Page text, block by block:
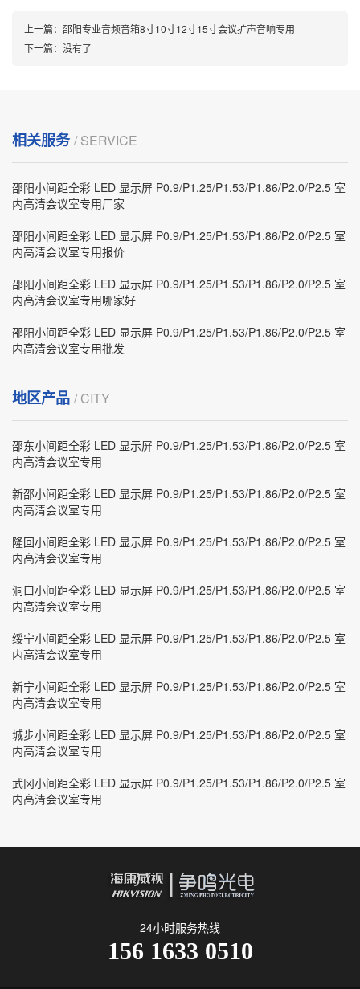
上一篇： 邵阳专业音频音箱8寸10寸12寸15寸会议扩声音响专用
下一篇： 没有了
相关服务/ SERVICE
邵阳小间距全彩 LED 显示屏 P0.9/P1.25/P1.53/P1.86/P2.0/P2.5 室
内高清会议室专用厂家
邵阳小间距全彩 LED 显示屏 P0.9/P1.25/P1.53/P1.86/P2.0/P2.5 室
内高清会议室专用报价
邵阳小间距全彩 LED 显示屏 P0.9/P1.25/P1.53/P1.86/P2.0/P2.5 室
内高清会议室专用哪家好
邵阳小间距全彩 LED 显示屏 P0.9/P1.25/P1.53/P1.86/P2.0/P2.5 室
内高清会议室专用批发
地区产品 / CITY
邵东小间距全彩 LED 显示屏 P0.9/P1.25/P1.53/P1.86/P2.0/P2.5 室
内高清会议室专用
新邵小间距全彩 LED 显示屏 P0.9/P1.25/P1.53/P1.86/P2.0/P2.5 室
内高清会议室专用
隆回小间距全彩 LED 显示屏 P0.9/P1.25/P1.53/P1.86/P2.0/P2.5 室
内高清会议室专用
洞口小间距全彩 LED 显示屏 P0.9/P1.25/P1.53/P1.86/P2.0/P2.5 室
内高清会议室专用
绥宁小间距全彩 LED 显示屏 P0.9/P1.25/P1.53/P1.86/P2.0/P2.5 室
内高清会议室专用
新宁小间距全彩 LED 显示屏 P0.9/P1.25/P1.53/P1.86/P2.0/P2.5 室
内高清会议室专用
城步小间距全彩 LED 显示屏 P0.9/P1.25/P1.53/P1.86/P2.0/P2.5 室
内高清会议室专用
武冈小间距全彩 LED 显示屏 P0.9/P1.25/P1.53/P1.86/P2.0/P2.5 室
内高清会议室专用
24小时服务热线
156 1633 0510